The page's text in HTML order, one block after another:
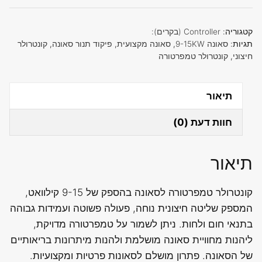
9-
15
KW
פיקוד
(הלוח
לתנורים
15
קונטרולר
טמפרטורה
קטגוריה: Controller (בקרים):
תגיות: סאונה 9-15KW , סאונה מקצועית, פיקוד תנור סאונה, קונטרולר
חיצוני, קונטרולר טמפרטורה
תיאור
חוות דעת (0)
תיאור
קונטרולר טמפרטורה לסאונה בהספק של 9-15 קילוואט,
המספק שליטה חיצונית נוחה, פעולה פשוטה ועמידות גבוהה
בתנאי חום ולחות. ניתן לשמור על טמפרטורה מדויקת,
ליהנות מחוויית סאונה מושלמת ולהנות מיתרונות בריאותיים
של הסאונה. פתרון מושלם לסאונות פרטיות ומקצועיות.